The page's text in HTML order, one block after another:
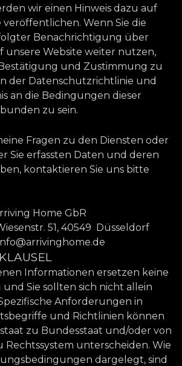
wir einen Hinweis dazu auf
veröffentlichen. Wenn Sie die
Benachrichtigung über
unsere Website weiter nutzen,
und Zustimmung zu
der Datenschutzrichtlinie und
an die Bedingungen dieser
zu sein.
Fragen zu den Diensten oder
Sie erfassten Daten und deren
kontaktieren Sie uns bitte
Home GbR
51, 40549 Düsseldorf
Informationen ersetzen keine
Sie sollten sich nicht allein
Anforderungen in
und Richtlinien können
zu Bundesstaat und/oder von
Rechtssystem unterscheiden. Wie
dargelegt, sind